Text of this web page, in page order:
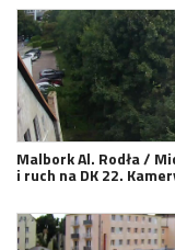
Malbork Al. Rodła /
i ruch na DK 22.